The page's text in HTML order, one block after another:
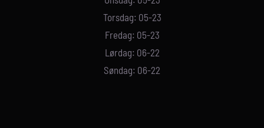
Torsdag: 05-23
Fredag: 05-23
Lørdag: 06-22
Søndag: 06-22